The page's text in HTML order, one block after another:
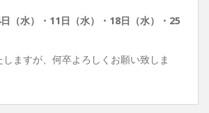
（水）
・11日（水）・18日（水）・25
ますが、何卒よろしくお願い致しま